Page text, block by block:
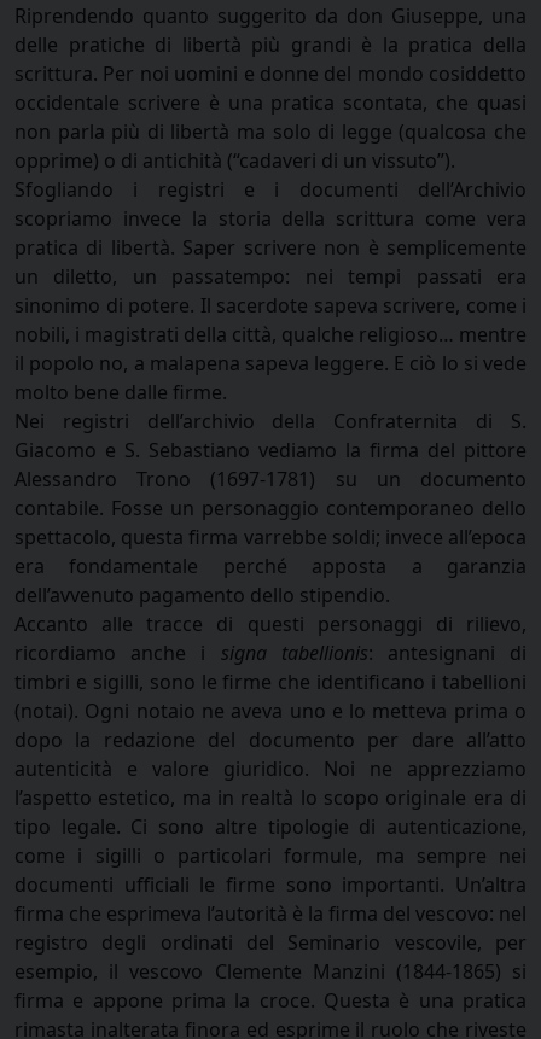
Riprendendo quanto suggerito da don Giuseppe, una
delle pratiche di libertà più grandi è la pratica della
scrittura. Per noi uomini e donne del mondo cosiddetto
occidentale scrivere è una pratica scontata, che quasi
non parla più di libertà ma solo di legge (qualcosa che
opprime) o di antichità (“cadaveri di un vissuto”).
Sfogliando i registri e i documenti dell’Archivio
scopriamo invece la storia della scrittura come vera
pratica di libertà. Saper scrivere non è semplicemente
un diletto, un passatempo: nei tempi passati era
sinonimo di potere. Il sacerdote sapeva scrivere, come i
nobili, i magistrati della città, qualche religioso… mentre
il popolo no, a malapena sapeva leggere. E ciò lo si vede
molto bene dalle firme.
Nei registri dell’archivio della Confraternita di S.
Giacomo e S. Sebastiano vediamo la firma del pittore
Alessandro Trono (1697-1781) su un documento
contabile. Fosse un personaggio contemporaneo dello
spettacolo, questa firma varrebbe soldi; invece all’epoca
era fondamentale perché apposta a garanzia
dell’avvenuto pagamento dello stipendio.
Accanto alle tracce di questi personaggi di rilievo,
ricordiamo anche i signa tabellionis: antesignani di
timbri e sigilli, sono le firme che identificano i tabellioni
(notai). Ogni notaio ne aveva uno e lo metteva prima o
dopo la redazione del documento per dare all’atto
autenticità e valore giuridico. Noi ne apprezziamo
l’aspetto estetico, ma in realtà lo scopo originale era di
tipo legale. Ci sono altre tipologie di autenticazione,
come i sigilli o particolari formule, ma sempre nei
documenti ufficiali le firme sono importanti. Un’altra
firma che esprimeva l’autorità è la firma del vescovo: nel
registro degli ordinati del Seminario vescovile, per
esempio, il vescovo Clemente Manzini (1844-1865) si
firma e appone prima la croce. Questa è una pratica
rimasta inalterata finora ed esprime il ruolo che riveste